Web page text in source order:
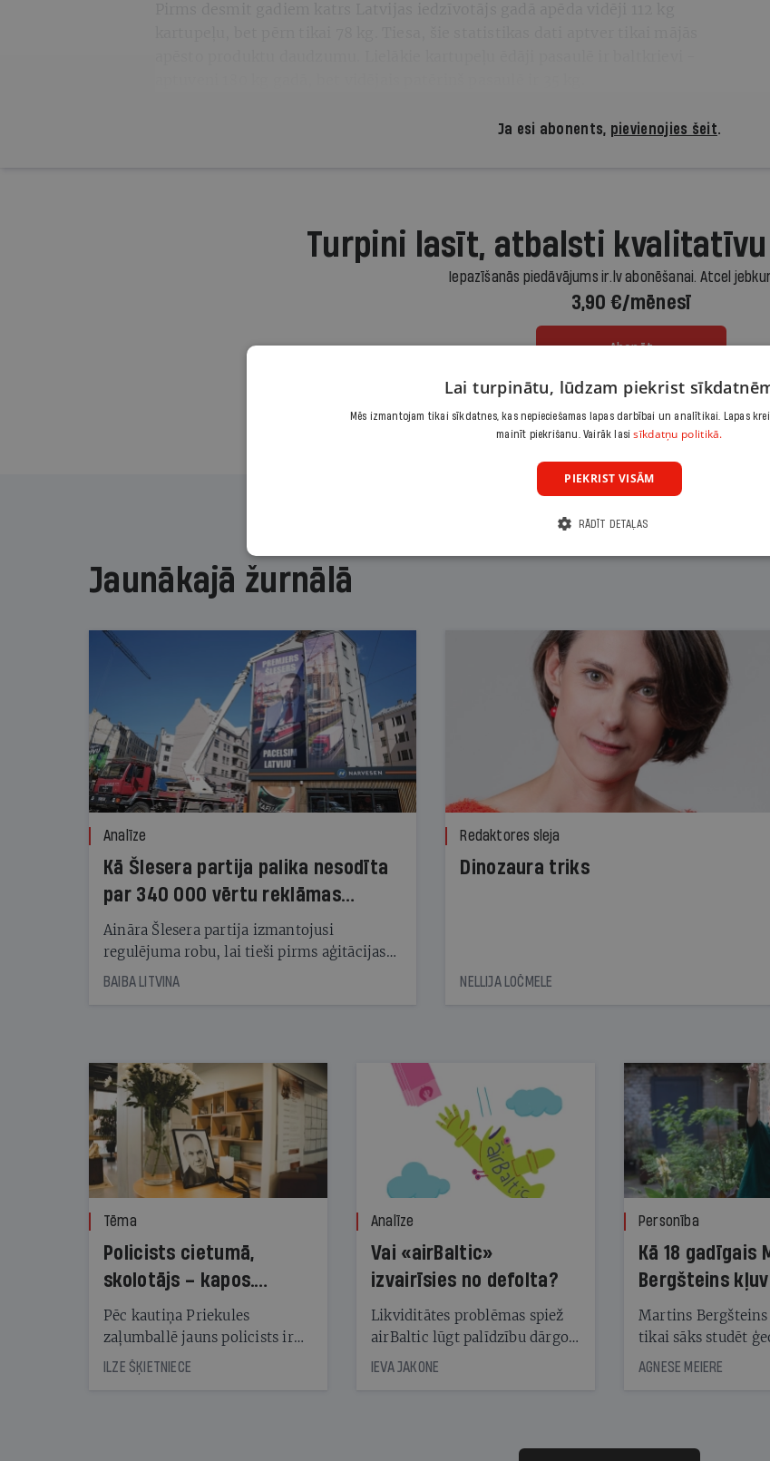
Ja esi abonents, pievienojies šeit.
Turpini lasīt, atbalsti
Iepazīšanās piedāvājums ir.lv abonēšanai. Atcel
3,90 €/mēnesī
Abonēt
Jaunākajā žurnālā
Analīze
Kā Šlesera partija palika nesodīta
par 340 000 vērtu reklāmas
kampaņu
Aināra Šlesera partija izmantojusi
regulējuma robu, lai tieši pirms aģitācijas
starta izreklamētos par summu, kas
BAIBA LITVINA
Redaktores sleja
Dinozaura triks
NELLIJA LOČMELE
Tēma
Policists cietumā,
skolotājs – kapos.
Reibuma cena Priekulē
Pēc kautiņa Priekules
zaļumballē jauns policists ir
nonācis cietumā, bet
cienījams pedagogs — kapos.
ILZE ŠĶIETNIECE
Analīze
Vai «airBaltic»
izvairīsies no defolta?
Likviditātes problēmas spiež
airBaltic lūgt palīdzību dārgo
obligāciju turētājiem, taču
samaksāt augstos procentus,
IEVA JAKONE
Personība
Kā 18 gadīgais
Bergšteins
laika ziņu seju?
Martins Bergšteins
tikai sāks studēt
bet viņa sacītajam
uzcītīga darba,
AGNESE MEIERE
Lai turpinātu, lūdzam piekrist
Mēs izmantojam tikai sīkdatnes, kas nepieciešamas lapas darbībai un analītikai. Lapas
mainīt piekrišanu. Vairāk lasisīkdatņu politikā.
PIEKRIST VISĀM
RĀDĪT DETAĻAS